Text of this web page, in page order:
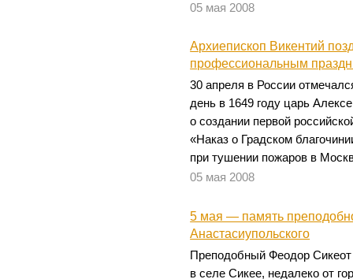
05 мая 2008
Архиепископ Викентий
профессиональным
30 апреля в России
день в 1649 году царь
о создании первой
«Наказ о Градском
при тушении пожаров в
05 мая 2008
5 мая — память
Анастасиупольского
Преподобный Феодор
в селе Сикее, недалеко от